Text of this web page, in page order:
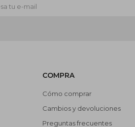
COMPRA
Cómo comprar
Cambios y devoluciones
Preguntas frecuentes